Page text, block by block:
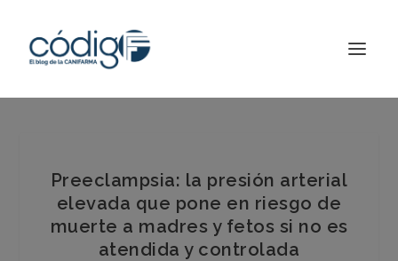
Preeclampsia: la presión arterial
elevada que pone en riesgo de
muerte a madres y fetos si no es
atendida y controlada